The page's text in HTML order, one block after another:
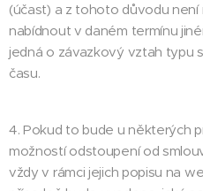
(účast) a z tohoto důvodu
nabídnout v daném termínu
jedná o závazkový vztah typu
času.
4. Pokud to bude u některých
možností odstoupení od
vždy v rámci jejich popisu na